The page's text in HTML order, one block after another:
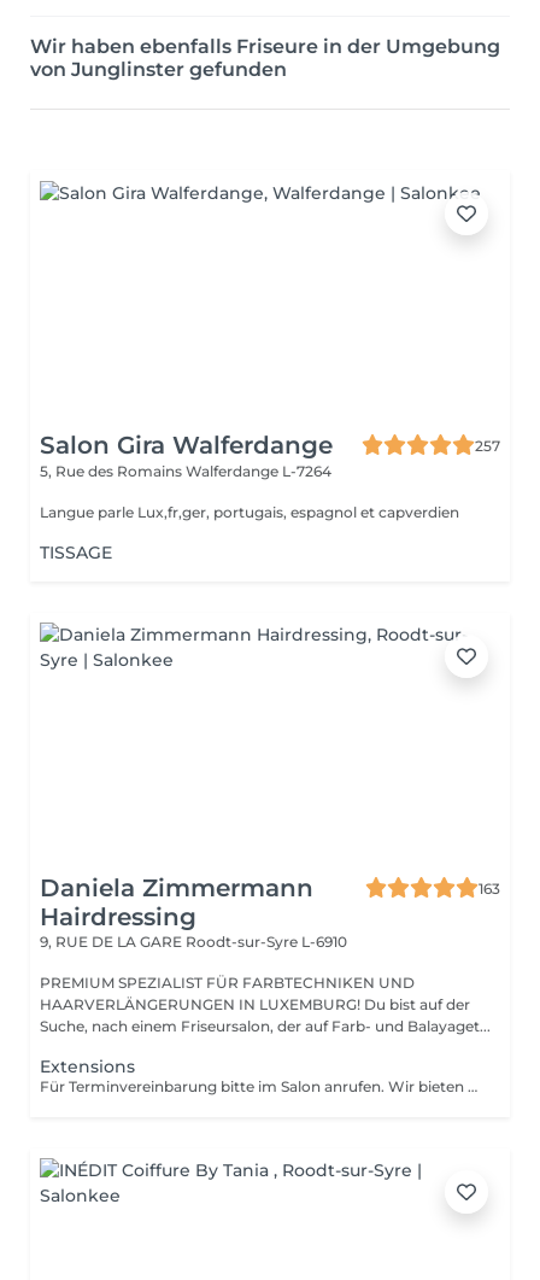
Wir haben ebenfalls Friseure in der Umgebung
von Junglinster gefunden
Salon Gira Walferdange
257
5, Rue des Romains Walferdange L-7264
Langue parle Lux,fr,ger, portugais, espagnol et capverdien
TISSAGE
Daniela Zimmermann
Hairdressing
163
9, RUE DE LA GARE Roodt-sur-Syre L-6910
PREMIUM SPEZIALIST FÜR FARBTECHNIKEN UND
HAARVERLÄNGERUNGEN IN LUXEMBURG! Du bist auf der
Suche, nach einem Friseursalon, der auf Farb- und Balayaget...
Extensions
Für Terminvereinbarung bitte im Salon anrufen. Wir bieten eine kostenlose und Individuelle Beratung